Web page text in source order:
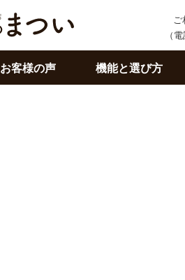
ご
（
お客様の声 機能と選び方